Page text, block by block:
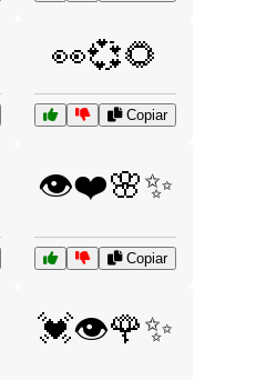
👀💞🌻
Copiar
👁️❤️🌸✨
Copiar
💓👁️🌹✨